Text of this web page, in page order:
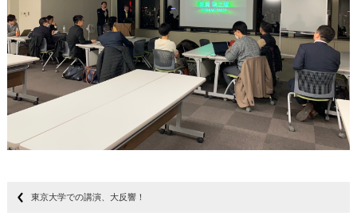
東京大学での講演、大反響！